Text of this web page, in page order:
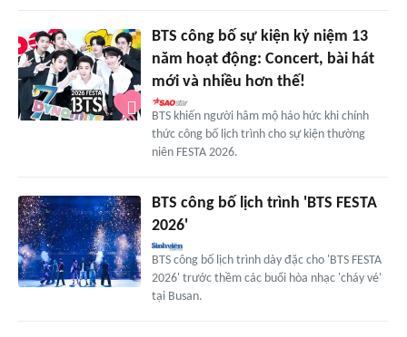
BTS công bố sự kiện kỷ niệm 13
năm hoạt động: Concert, bài hát
mới và nhiều hơn thế!
BTS khiến người hâm mộ háo hức khi chính
thức công bố lịch trình cho sự kiện thường
niên FESTA 2026.
BTS công bố lịch trình 'BTS FESTA
2026'
BTS công bố lịch trình dày đặc cho 'BTS FESTA
2026' trước thềm các buổi hòa nhạc 'cháy vé'
tại Busan.